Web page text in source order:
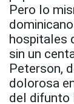
Pero lo
hospitales
sin un
Peterson,
dolorosa
del difunto